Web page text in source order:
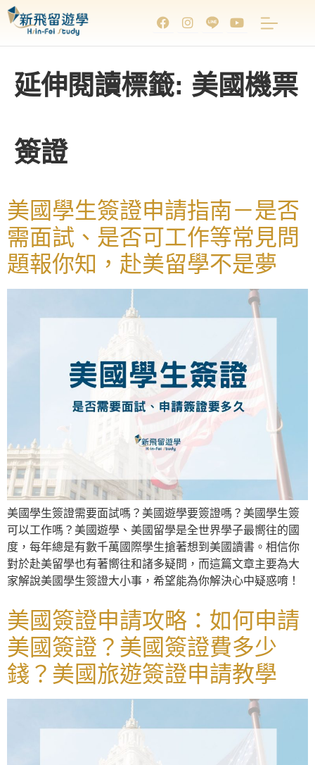
延伸閱讀標籤: 美國機票
簽證
美國學生簽證申請指南－是否
需面試、是否可工作等常見問
題報你知，赴美留學不是夢
美國學生簽證需要面試嗎？美國遊學要簽證嗎？美國學生簽
可以工作嗎？美國遊學、美國留學是全世界學子最嚮往的國
度，每年總是有數千萬國際學生搶著想到美國讀書。相信你
對於赴美留學也有著嚮往和諸多疑問，而這篇文章主要為大
家解說美國學生簽證大小事，希望能為你解決心中疑惑唷！
美國簽證申請攻略：如何申請
美國簽證？美國簽證費多少
錢？美國旅遊簽證申請教學